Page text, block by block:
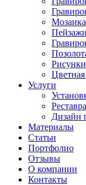
Услуги
Дизайн
Материалы
Статьи
Портфолио
Отзывы
О компании
Контакты